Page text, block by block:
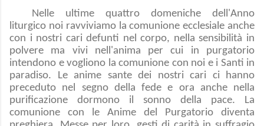
Nelle ultime quattro domeniche dell'Anno
liturgico noi ravviviamo la comunione ecclesiale anche
con i nostri cari defunti nel corpo, nella sensibilità in
polvere ma vivi nell'anima per cui in purgatorio
intendono e vogliono la comunione con noi e i Santi in
paradiso. Le anime sante dei nostri cari ci hanno
preceduto nel segno della fede e ora anche nella
purificazione dormono il sonno della pace. La
comunione con le Anime del Purgatorio diventa